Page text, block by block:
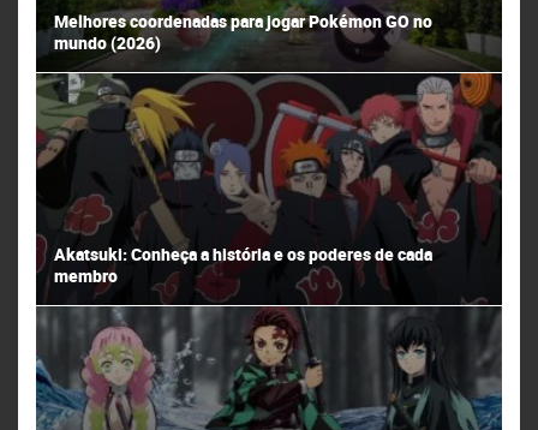
Melhores coordenadas para jogar Pokémon GO no
mundo (2026)
Akatsuki: Conheça a história e os poderes de cada
membro